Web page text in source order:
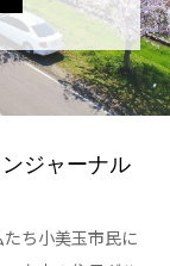
ジャーナル
ち小美玉市民に